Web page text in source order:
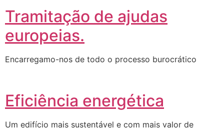
Tramitação de ajudas
europeias.
Encarregamo-nos de todo o processo burocrático
Eficiência energética
Um edifício mais sustentável e com mais valor de